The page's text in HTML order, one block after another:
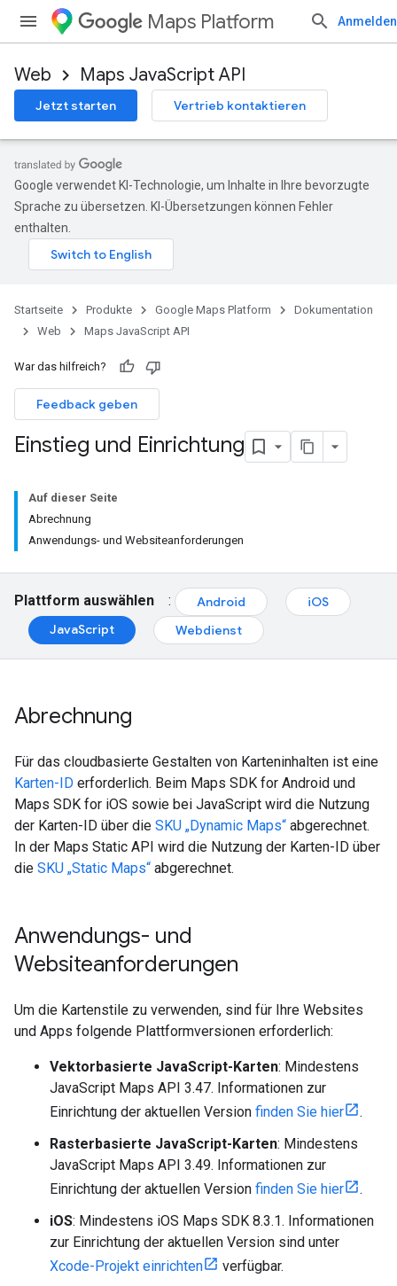
Maps Platform Anmelden
Web Maps JavaScript API
Jetzt starten Vertrieb kontaktieren
Google verwendet KI-Technologie, um Inhalte in Ihre bevorzugte
Sprache zu übersetzen. KI-Übersetzungen können Fehler
enthalten.
Startseite Produkte Google Maps Platform
Dokumentation
Web
Maps JavaScript API
War das hilfreich?
Feedback geben
Einstieg und Einrichtung
Auf dieser Seite
Abrechnung
Anwendungs- und Websiteanforderungen
Plattform auswählen : Android
iOS
JavaScript
Webdienst
Abrechnung
Für das cloudbasierte Gestalten von Karteninhalten ist eine
Karten-ID erforderlich. Beim Maps SDK for Android und
Maps SDK for iOS sowie bei JavaScript wird die Nutzung
der Karten-ID über die SKU „Dynamic Maps“ abgerechnet.
In der Maps Static API wird die Nutzung der Karten-ID über
die SKU „Static Maps“ abgerechnet.
Anwendungs- und
Websiteanforderungen
Um die Kartenstile zu verwenden, sind für Ihre Websites
und Apps folgende Plattformversionen erforderlich:
Vektorbasierte JavaScript-Karten: Mindestens
JavaScript Maps API 3.47. Informationen zur
Einrichtung der aktuellen Version finden Sie hier
.
Rasterbasierte JavaScript-Karten: Mindestens
JavaScript Maps API 3.49. Informationen zur
Einrichtung der aktuellen Version finden Sie hier
.
iOS: Mindestens iOS Maps SDK 8.3.1. Informationen
zur Einrichtung der aktuellen Version sind unter
Xcode-Projekt einrichten
verfügbar.